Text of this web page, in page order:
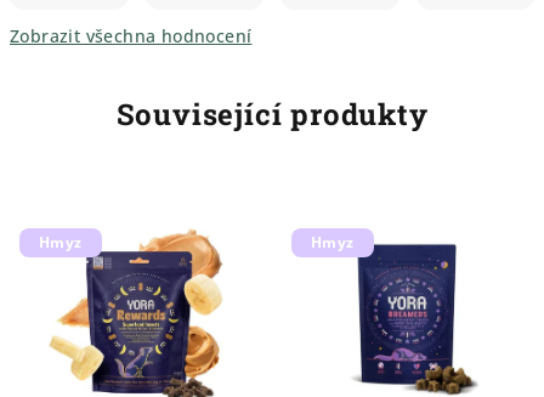
Zobrazit všechna hodnocení
Související produkty
Hmyz Hmyz